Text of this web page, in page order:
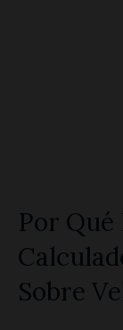
Por Qué
Sobre